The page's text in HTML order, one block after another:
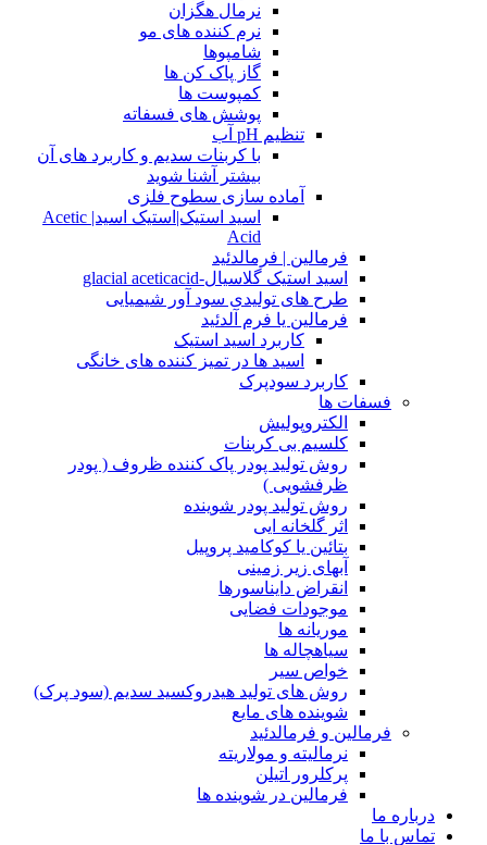
نرمال هگزان
نرم کننده های مو
شامپوها
گاز پاک کن ها
کمپوست ها
پوشش های فسفاته
تنظیم pH آب
با کربنات سدیم و کاربرد های آن
بیشتر آشنا شوید
آماده سازی سطوح فلزی
اسید استیک|استیک اسید| Acetic
Acid
فرمالین | فرمالدئید
اسید استیک گلاسیال-glacial aceticacid
طرح های تولیدی سود آور شیمیایی
فرمالین یا فرم آلدئید
کاربرد اسید استیک
اسید ها در تمیز کننده های خانگی
کاربرد سودپرک
فسفات ها
الکتروپولیش
کلسیم بی کربنات
روش تولید پودر پاک کننده ظروف ( پودر
ظرفشویی )
روش تولید پودر شوینده
اثر گلخانه ایی
بتائین یا کوکامید پروپیل
آبهای زیر زمینی
انقراض دایناسورها
موجودات فضایی
موریانه ها
سیاهچاله ها
خواص سیر
روش های تولید هیدروکسید سدیم (سود پرک)
شوینده های مایع
فرمالین و فرمالدئید
نرمالیته و مولاریته
پرکلرور اتیلن
فرمالین در شوینده ها
درباره ما
تماس با ما